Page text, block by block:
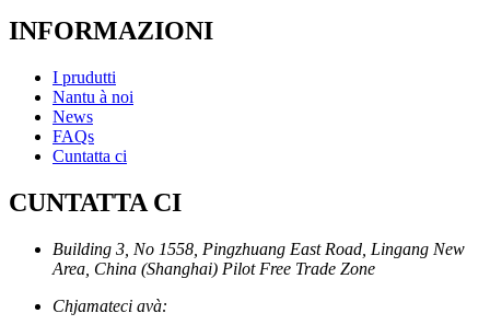
INFORMAZIONI
I prudutti
Nantu à noi
News
FAQs
Cuntatta ci
CUNTATTA CI
Building 3, No 1558, Pingzhuang East Road, Lingang New
Area, China (Shanghai) Pilot Free Trade Zone
Chjamateci avà: